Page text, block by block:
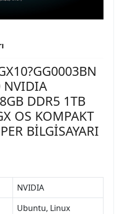
DDR5 1TB
OS KOMPAKT
BİLGİSAYARI
NVIDIA
Ubuntu, Linux